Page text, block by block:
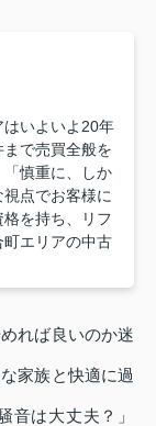
いよいよ20年
で売買全般を
慎重に、しか
点でお客様に
を持ち、リフ
エリアの中古
れば良いのか迷
家族と快適に過
音は大丈夫？」